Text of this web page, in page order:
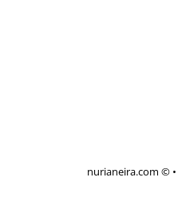
nurianeira.com © •